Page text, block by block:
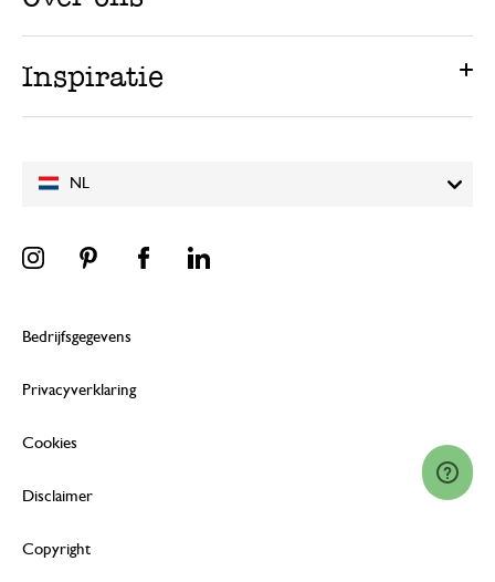
NL
Inspiratie
Bedrijfsgegevens
Privacyverklaring
Cookies
Disclaimer
Copyright